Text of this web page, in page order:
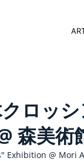
ロッ
森美術
Exhibition @ Mori